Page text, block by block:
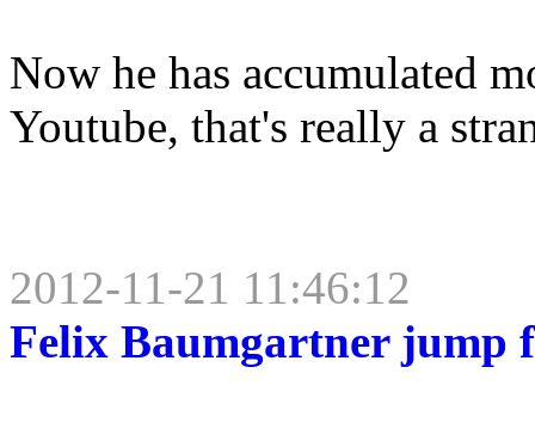
Now he has accumulated
Youtube, that's really a
2012-11-21 11:46:12
Felix Baumgartner jump